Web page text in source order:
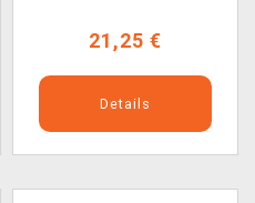
21,25 €
Details